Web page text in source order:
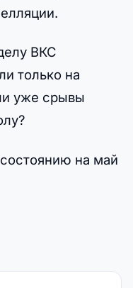
ВКС
только на
уже срывы
на май